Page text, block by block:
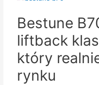
realnie
w
segmencie
nie
Bestune
liftback
który
rynku